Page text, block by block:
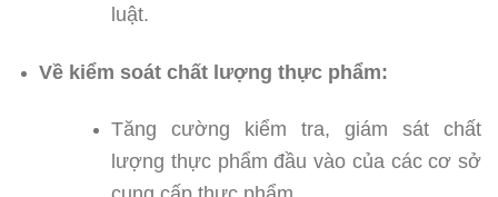
luật.
Về kiểm soát chất lượng thực phẩm:
Tăng cường kiểm tra, giám sát chất
lượng thực phẩm đầu vào của các cơ sở